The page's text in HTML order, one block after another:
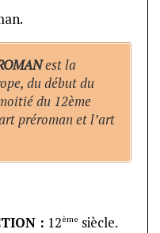
est la
du début du
du 12ème
préroman et l’art
: 12ème siècle.